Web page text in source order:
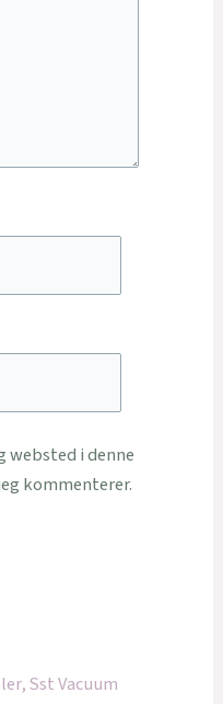
websted i denne
kommenterer.